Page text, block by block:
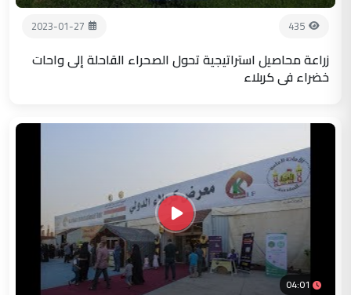
435
2023-01-27
زراعة محاصيل استراتيجية تحول الصحراء القاحلة إلى واحات
خضراء في كربلاء
04:01